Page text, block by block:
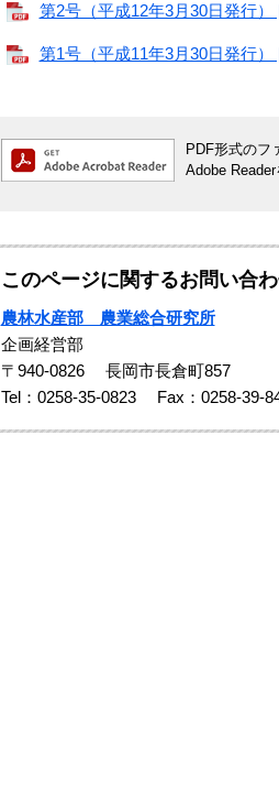
第2号（平成12年3月30日発行
第1号（平成11年3月30日発行
PDF形式のフ
Adobe
このページに関するお問い合
農林水産部 農業総合研究所
企画経営部
〒940-0826
長岡市長倉町857
Tel：0258-35-0823
Fax：0258-39-